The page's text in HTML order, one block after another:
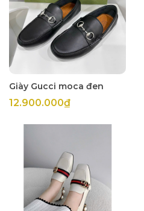
Giày Gucci moca đen
12.900.000₫